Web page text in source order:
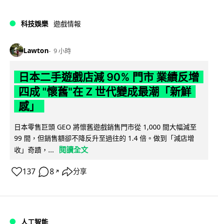
科技娛樂 遊戲情報
Lawton 9 小時
日本二手遊戲店減 90% 門市 業績反增
四成 "懷舊"在 Z 世代變成最潮「新鮮
感」
日本零售巨頭 GEO 將懷舊遊戲銷售門市從 1,000 間大幅減至
99 間，但銷售額卻不降反升至過往的 1.4 倍。做到「減店增
收」奇蹟，...
閱讀全文
137 8 ↗ 分享
人工智能